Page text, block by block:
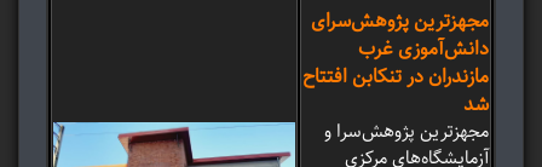
مجهزترین پژوهش‌سرای
دانش‌آموزی غرب
مازندران در تنکابن افتتاح
شد
مجهزترین پژوهش‌سرا و
آزمایشگاه‌های مرکزی